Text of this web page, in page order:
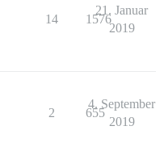
14 1576
21. Januar
2019
2 655
4. September
2019